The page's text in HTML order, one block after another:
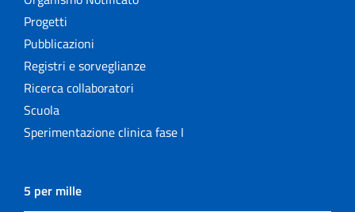
Progetti
Pubblicazioni
Registri e sorveglianze
Ricerca collaboratori
Scuola
Sperimentazione clinica fase I
5 per mille